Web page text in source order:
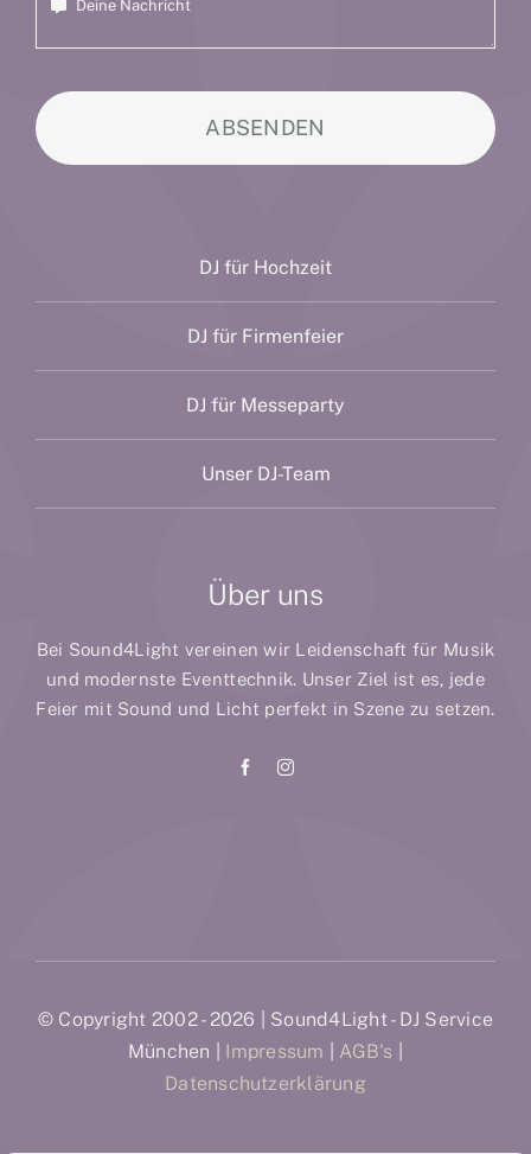
ABSENDEN
DJ für Hochzeit
DJ für Firmenfeier
DJ für Messeparty
Unser DJ-Team
Über uns
Bei Sound4Light vereinen wir Leidenschaft für Musik
und modernste Eventtechnik. Unser Ziel ist es, jede
Feier mit Sound und Licht perfekt in Szene zu setzen.
© Copyright 2002 - 2026 | Sound4Light - DJ Service
München | Impressum AGB's
Datenschutzerklärung